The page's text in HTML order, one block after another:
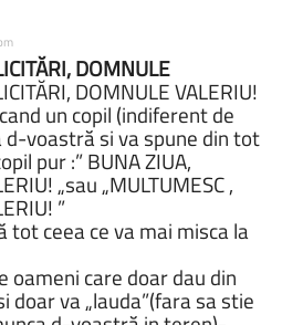
DOMNULE
DOMNULE VALERIU!
un copil (indiferent de
d-voastră si va spune din tot
pur :” BUNA ZIUA,
„sau „MULTUMESC ,
”
ceea ce va mai misca la
oameni care doar dau din
doar va „lauda”(fara sa stie